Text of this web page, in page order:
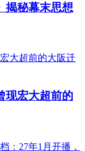
揭秘幕末思想
现宏大超前的